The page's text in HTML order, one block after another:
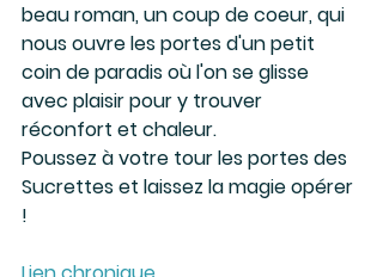
beau roman, un coup de coeur, qui
nous ouvre les portes d'un petit
coin de paradis où l'on se glisse
avec plaisir pour y trouver
réconfort et chaleur.
Poussez à votre tour les portes des
Sucrettes et laissez la magie opérer
!